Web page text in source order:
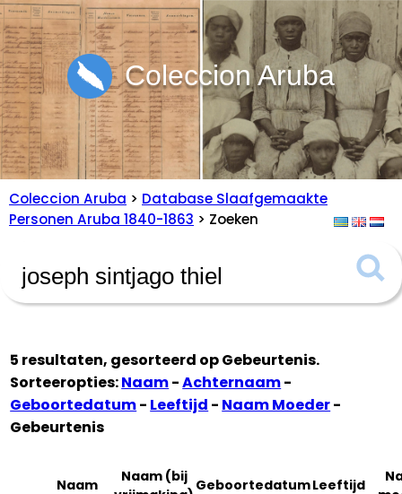
Coleccion Aruba
Coleccion Aruba > Database Slaafgemaakte
Personen Aruba 1840-1863 > Zoeken
5 resultaten, gesorteerd opGebeurtenis.
Sorteeropties:Naam-Achternaam-
Geboortedatum- Leeftijd - Naam Moeder-
Gebeurtenis
Naam
Naam (bij GeboortedatumLeeftijd